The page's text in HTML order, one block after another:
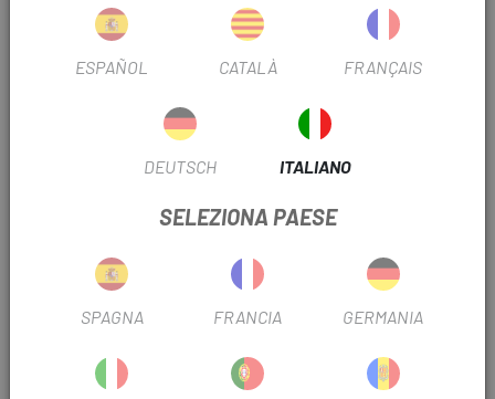
AGGIUNGI AL CARRELLO
CONSEGNA IN 48 ORE
Tranne ultime unità o prodotti in liquidazione. Controlla i
tempi di consegna stimati quando scegli il metodo di
a BSA 83mm
consente di utilizzare guarniture Sram /
Truvativ Gxp e Shimano su un telaio con sistema BB30
ESPAÑOL CATALÀ FRANÇAIS
DEUTSCH ITALIANO
SELEZIONA PAESE
SPAGNA FRANCIA GERMANIA